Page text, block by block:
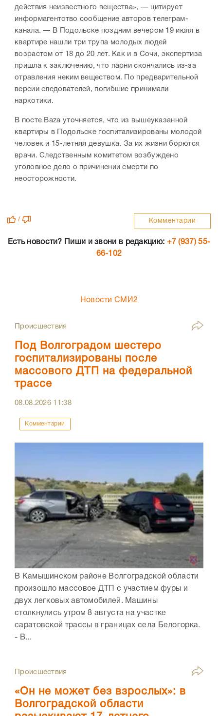
действия неизвестного вещества», — цитирует
информагентство сообщение авторов телеграм-
канала. — В Подольске поздним вечером 19 июля в
квартире нашли три трупа молодых людей
возрастом от 18 до 20 лет. Как и в Сочи, экспертиза
пришла к заключению, что парни скончались из-за
отравления неким веществом. По предварительной
версии следователей, погибшие принимали
наркотики.
В посте Baza уточняется, что из вышеуказанной
квартиры в Подольске госпитализированы молодой
человек и 15-летняя девушка. За их жизни борются
врачи. Следственным комитетом возбуждено
уголовное дело о причинении смерти по
неосторожности.
/ Комментарии
Есть новости? Пиши и звони в редакцию: +7 (937) 55-
66-102
Новости СМИ2
Происшествия
Под Волгоградом шестеро
госпитализированы после
массового ДТП на федеральной
трассе
08.08.2026 11:38
Комментарии
В Камышинском районе Волгоградской области
произошло массовое ДТП с участием фуры и
двух легковых автомобилей. Машины
столкнулись утром 8 августа на участке
саратовской трассы в границах села Белогорка.
- В...
Происшествия
«Он не может без взрослых»: в
Волгоградской области